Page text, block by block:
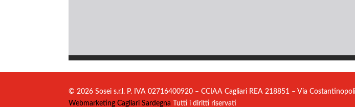
© 2026 Sosei s.r.l. P. IVA 02716400920 – CCIAA Cagliari REA 218851 – Via
Webmarketing Cagliari Sardegna
Tutti i diritti riservati